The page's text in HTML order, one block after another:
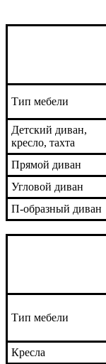
Тип мебели
Детский диван,
кресло, тахта
Прямой диван
Угловой диван
П-образный диван
Тип мебели
Кресла